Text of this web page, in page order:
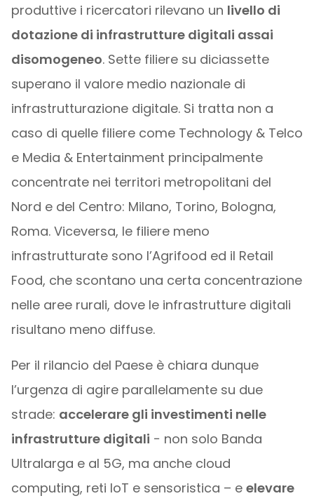
produttive i ricercatori rilevano un livello di
dotazione di infrastrutture digitali assai
disomogeneo. Sette filiere su diciassette
superano il valore medio nazionale di
infrastrutturazione digitale. Si tratta non a
caso di quelle filiere come Technology & Telco
e Media & Entertainment principalmente
concentrate nei territori metropolitani del
Nord e del Centro: Milano, Torino, Bologna,
Roma. Viceversa, le filiere meno
infrastrutturate sono l’Agrifood ed il Retail
Food, che scontano una certa concentrazione
nelle aree rurali, dove le infrastrutture digitali
risultano meno diffuse.
Per il rilancio del Paese è chiara dunque
l’urgenza di agire parallelamente su due
strade: accelerare gli investimenti nelle
infrastrutture digitali − non solo Banda
Ultralarga e al 5G, ma anche cloud
computing, reti IoT e sensoristica – e elevare